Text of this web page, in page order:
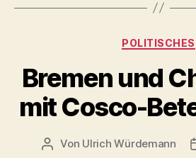
POLITISCHES
Bremen und
mit Cosco-
Beitragsautor
Von Ulrich Würdemann